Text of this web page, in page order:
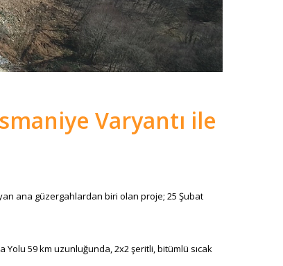
Varyantı ile
ana güzergahlardan biri olan proje; 25 Şubat
59 km uzunluğunda, 2x2 şeritli, bitümlü sıcak